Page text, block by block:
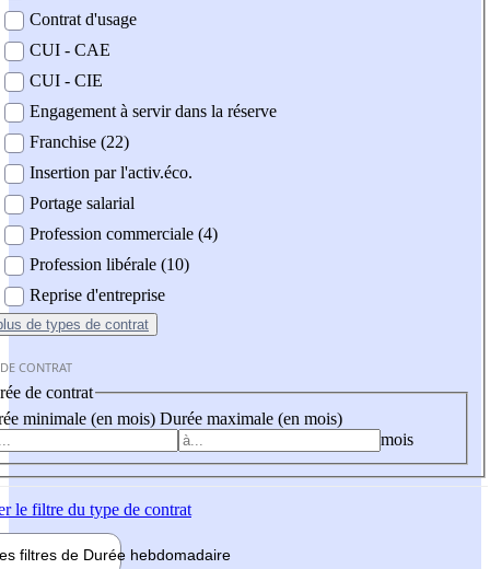
Contrat d'usage
CUI - CAE
CUI - CIE
Engagement à servir dans la réserve
Franchise (22)
Insertion par l'activ.éco.
Portage salarial
Profession commerciale (4)
Profession libérale (10)
Reprise d'entreprise
de types de contrat
CONTRAT
de contrat
minimale (en mois) Durée maximale (en mois)
mois
le filtre du type de contrat
filtres de Durée hebdomadaire